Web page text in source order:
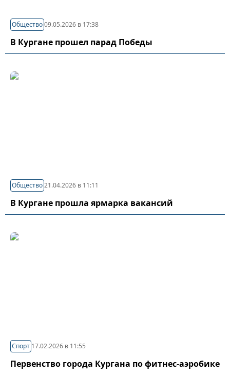
Общество09.05.2026 в 17:38
В Кургане прошел парад Победы
Общество21.04.2026 в 11:11
В Кургане прошла ярмарка вакансий
Спорт 17.02.2026 в 11:55
Первенство города Кургана по фитнес-аэробике